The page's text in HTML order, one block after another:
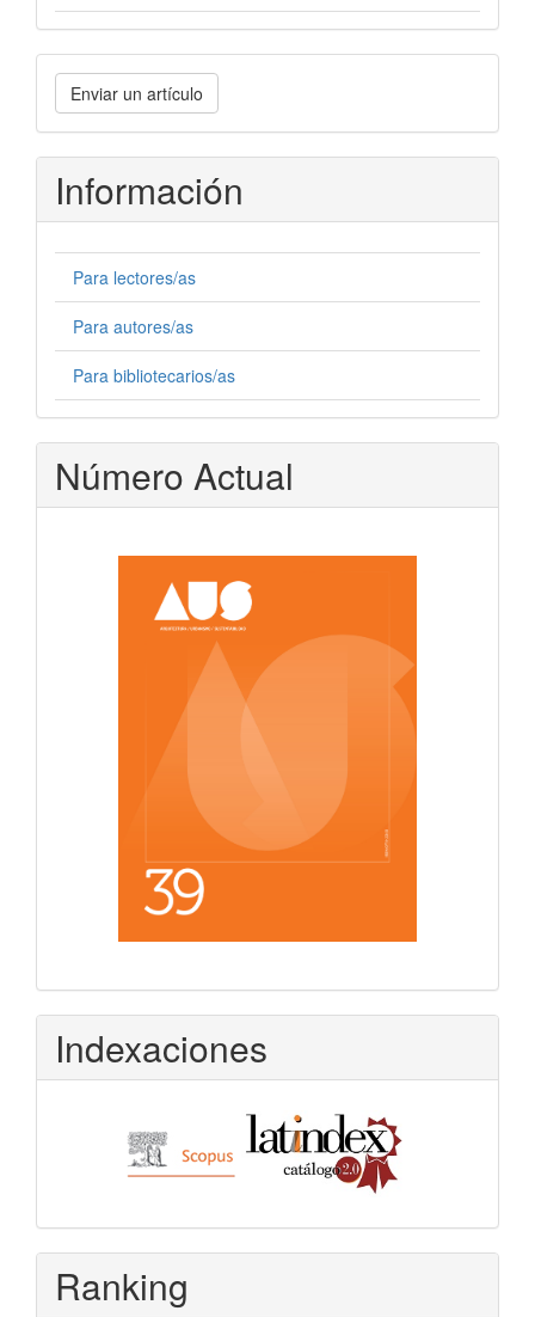
Enviar
un
artículo
Enviar un artículo
Información
Para lectores/as
Para autores/as
Para bibliotecarios/as
Número Actual
Indexaciones
Ranking